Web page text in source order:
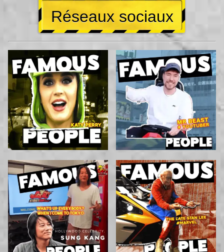
Réseaux sociaux